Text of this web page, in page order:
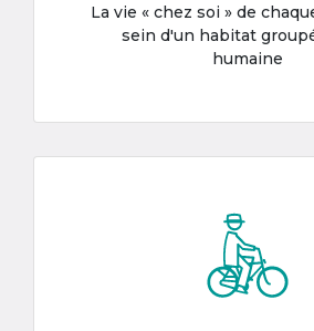
La vie « chez soi » de
sein d'un habitat
humaine